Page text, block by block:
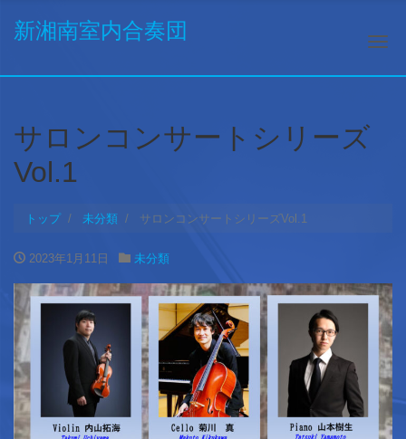
新湘南室内合奏団
ナ
サロンコンサートシリーズ
Vol.1
トップ 未分類 サロンコンサートシリーズVol.1
2023年1月11日 未分類